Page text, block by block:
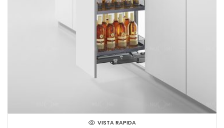
VISTA RAPIDA